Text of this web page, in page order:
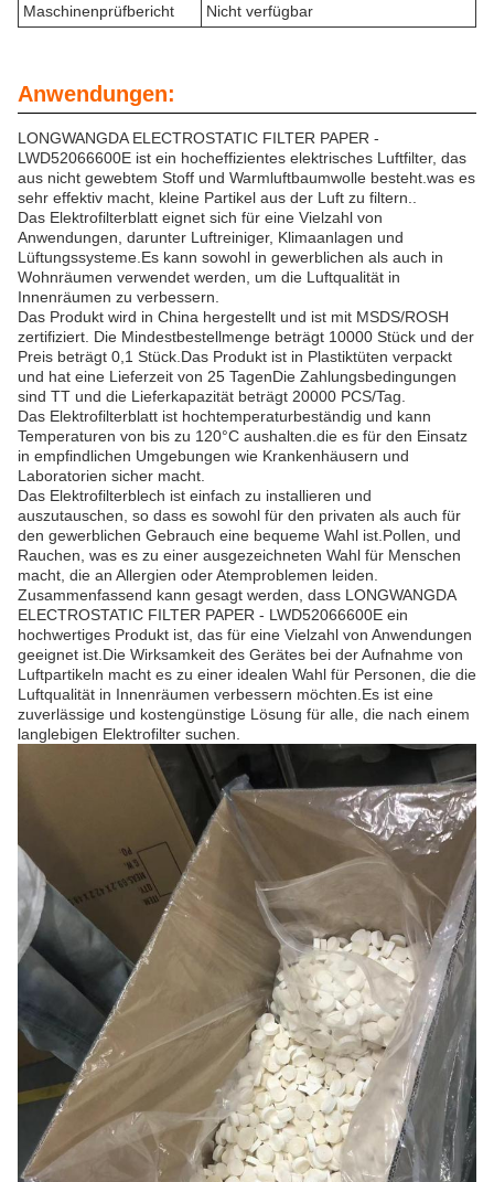
Maschinenprüfbericht
Nicht verfügbar
Anwendungen:
LONGWANGDA ELECTROSTATIC FILTER PAPER -
LWD52066600E ist ein hocheffizientes elektrisches Luftfilter, das
aus nicht gewebtem Stoff und Warmluftbaumwolle besteht.was es
sehr effektiv macht, kleine Partikel aus der Luft zu filtern..
Das Elektrofilterblatt eignet sich für eine Vielzahl von
Anwendungen, darunter Luftreiniger, Klimaanlagen und
Lüftungssysteme.Es kann sowohl in gewerblichen als auch in
Wohnräumen verwendet werden, um die Luftqualität in
Innenräumen zu verbessern.
Das Produkt wird in China hergestellt und ist mit MSDS/ROSH
zertifiziert. Die Mindestbestellmenge beträgt 10000 Stück und der
Preis beträgt 0,1 Stück.Das Produkt ist in Plastiktüten verpackt
und hat eine Lieferzeit von 25 TagenDie Zahlungsbedingungen
sind TT und die Lieferkapazität beträgt 20000 PCS/Tag.
Das Elektrofilterblatt ist hochtemperaturbeständig und kann
Temperaturen von bis zu 120°C aushalten.die es für den Einsatz
in empfindlichen Umgebungen wie Krankenhäusern und
Laboratorien sicher macht.
Das Elektrofilterblech ist einfach zu installieren und
auszutauschen, so dass es sowohl für den privaten als auch für
den gewerblichen Gebrauch eine bequeme Wahl ist.Pollen, und
Rauchen, was es zu einer ausgezeichneten Wahl für Menschen
macht, die an Allergien oder Atemproblemen leiden.
Zusammenfassend kann gesagt werden, dass LONGWANGDA
ELECTROSTATIC FILTER PAPER - LWD52066600E ein
hochwertiges Produkt ist, das für eine Vielzahl von Anwendungen
geeignet ist.Die Wirksamkeit des Gerätes bei der Aufnahme von
Luftpartikeln macht es zu einer idealen Wahl für Personen, die die
Luftqualität in Innenräumen verbessern möchten.Es ist eine
zuverlässige und kostengünstige Lösung für alle, die nach einem
langlebigen Elektrofilter suchen.